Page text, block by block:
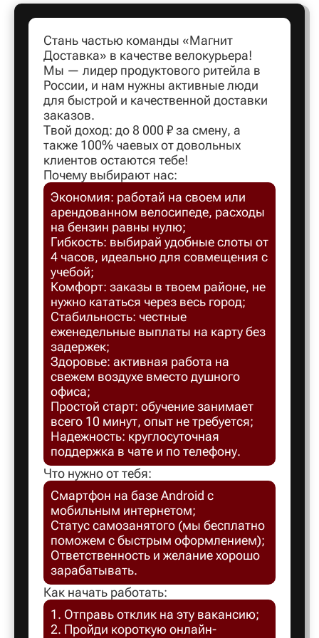
Ачинск
Белая
Стань частью команды «Магнит
Доставка» в качестве велокурьера!
Мы — лидер продуктового ритейла в
России, и нам нужны активные люди
для быстрой и качественной доставки
заказов.
Твой доход: до 8 000 ₽ за смену, а
также 100% чаевых от довольных
клиентов остаются тебе!
Почему выбирают нас:
Экономия: работай на своем или
арендованном велосипеде, расходы
на бензин равны нулю;
Гибкость: выбирай удобные слоты от
4 часов, идеально для совмещения с
учебой;
Комфорт: заказы в твоем районе, не
нужно кататься через весь город;
Стабильность: честные
еженедельные выплаты на карту без
задержек;
Здоровье: активная работа на
свежем воздухе вместо душного
офиса;
Простой старт: обучение занимает
всего 10 минут, опыт не требуется;
Надежность: круглосуточная
поддержка в чате и по телефону.
Что нужно от тебя:
Смартфон на базе Android с
мобильным интернетом;
Статус самозанятого (мы бесплатно
поможем с быстрым оформлением);
Ответственность и желание хорошо
зарабатывать.
Как начать работать:
1. Отправь отклик на эту вакансию;
2. Пройди короткую онлайн-